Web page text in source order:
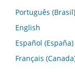
Português (Brasil)
English
Español (España)
Français